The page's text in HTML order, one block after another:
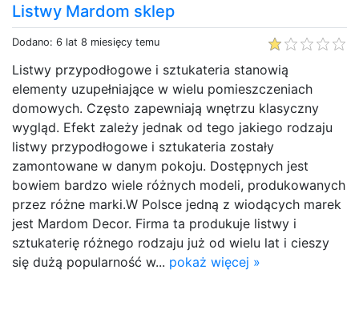
Listwy Mardom sklep
Dodano: 6 lat 8 miesięcy temu
Listwy przypodłogowe i sztukateria stanowią
elementy uzupełniające w wielu pomieszczeniach
domowych. Często zapewniają wnętrzu klasyczny
wygląd. Efekt zależy jednak od tego jakiego rodzaju
listwy przypodłogowe i sztukateria zostały
zamontowane w danym pokoju. Dostępnych jest
bowiem bardzo wiele różnych modeli, produkowanych
przez różne marki.W Polsce jedną z wiodących marek
jest Mardom Decor. Firma ta produkuje listwy i
sztukaterię różnego rodzaju już od wielu lat i cieszy
się dużą popularność w... pokaż więcej »